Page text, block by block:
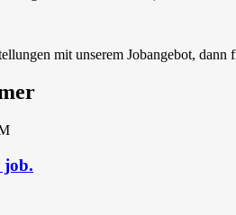
mit unserem Jobangebot,
job.